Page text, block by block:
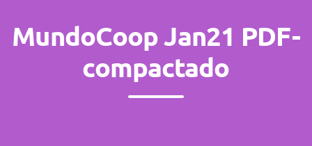
MundoCoop Jan21 PDF-
compactado